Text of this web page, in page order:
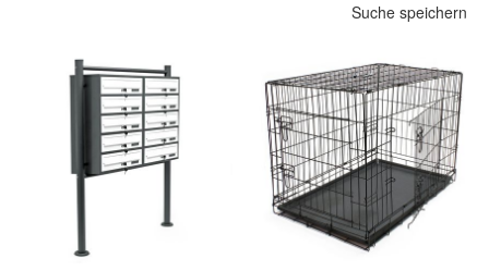
Suche speichern